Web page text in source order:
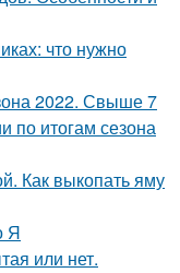
что нужно
2022. Свыше 7
по итогам сезона
Как выкопать яму
Я
или нет.